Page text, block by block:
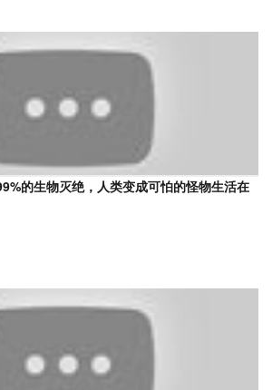
的生物灭绝，人类变成可怕的怪物生活在